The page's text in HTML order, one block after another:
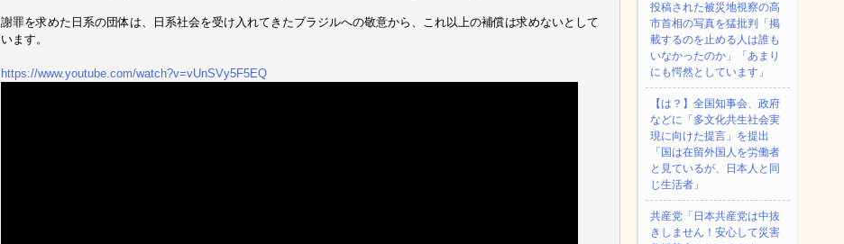
謝罪を求めた日系の団体は、日系社会を受け入れてきたブラジルへの敬意から、これ以上の補償は求めないとして
います。
https://www.youtube.com/watch?v=vUnSVy5F5EQ
投稿された被災地視察の高
市首相の写真を猛批判「掲
載するのを止める人は誰も
いなかったのか」「あまり
にも愕然としています」
【は？】全国知事会、政府
などに「多文化共生社会実
現に向けた提言」を提出
「国は在留外国人を労働者
と見ているが、日本人と同
じ生活者」
共産党「日本共産党は中抜
きしません！安心して災害